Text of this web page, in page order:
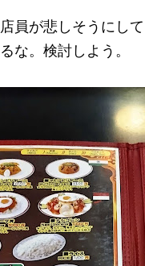
員が悲しそうにし
な。検討しよう。